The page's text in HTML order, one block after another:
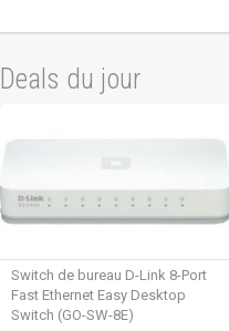
Deals du jour
Switch de bureau D-Link 8-Port
Fast Ethernet Easy Desktop
Switch (GO-SW-8E)